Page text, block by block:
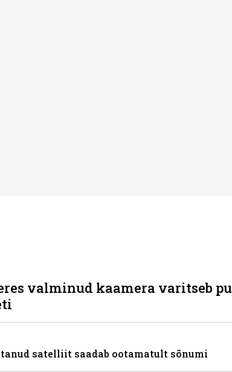
valminud kaamera varitseb
satelliit saadab ootamatult sõnumi